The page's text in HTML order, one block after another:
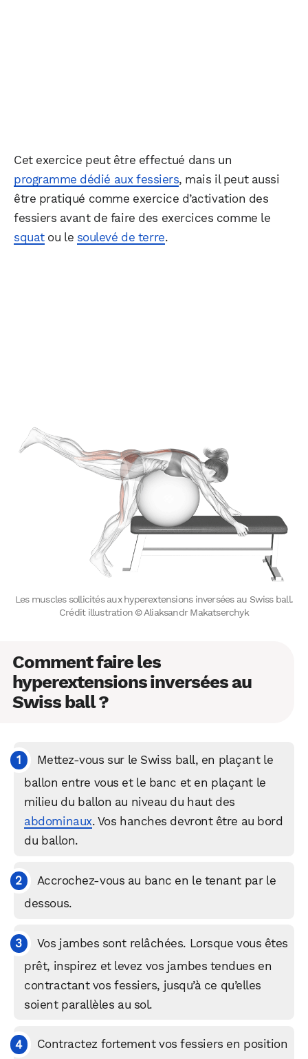
Cet exercice peut être effectué dans un
programme dédié aux fessiers, mais il peut aussi
être pratiqué comme exercice d’activation des
fessiers avant de faire des exercices comme le
squatou le soulevé de terre.
Les muscles sollicités aux hyperextensions inversées au Swiss ball.
Crédit illustration © Aliaksandr Makatserchyk
Comment faire les
hyperextensions inversées au
Swiss ball ?
Mettez-vous sur le Swiss ball, en plaçant le
ballon entre vous et le banc et en plaçant le
milieu du ballon au niveau du haut des
abdominaux. Vos hanches devront être au bord
du ballon.
Accrochez-vous au banc en le tenant par le
dessous.
Vos jambes sont relâchées. Lorsque vous êtes
prêt, inspirez et levez vos jambes tendues en
contractant vos fessiers, jusqu’à ce qu’elles
soient parallèles au sol.
Contractez fortement vos fessiers en position